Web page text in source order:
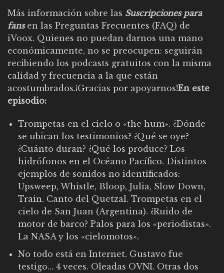
Más información sobre las Suscripciones para
fansen las Preguntas Frecuentes (FAQ) de
iVoox. Quienes no puedan darnos una mano
económicamente, no se preocupen: seguirán
recibiendo los podcasts gratuitos con la misma
calidad y frecuencia a la que están
acostumbrados.¡Gracias por apoyarnos!En este
episodio:
Trompetas en el cielo o «the hum». ¿Dónde
se ubican los testimonios? ¿Qué se oye?
¿Cuánto duran? ¿Qué los produce? Los
hidrófonos en el Océano Pacífico. Distintos
ejemplos de sonidos no identificados:
Upsweep, Whistle, Bloop, Julia, Slow Down,
Train. Canto del Quetzal. Trompetas en el
cielo de San Juan (Argentina). ¿Ruido de
motor de barco? Palos para los «periodistas».
La NASA y los «cielomotos».
No todo está en Internet. Gustavo fue
testigo… 4 veces. Oleadas OVNI. Otras dos